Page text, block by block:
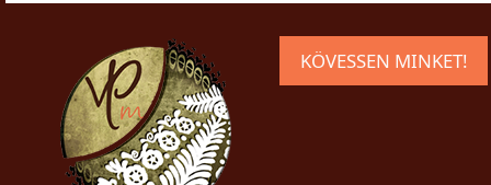
KÖVESSEN MINKET!